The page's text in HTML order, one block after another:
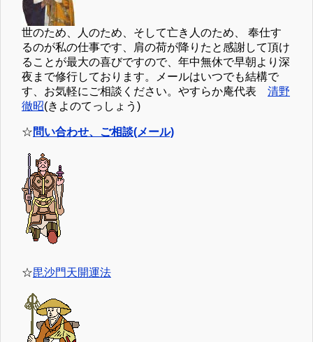
世のため、人のため、そして亡き人のため、 奉仕す
るのが私の仕事です、肩の荷が降りたと感謝して頂け
ることが最大の喜びですので、年中無休で早朝より深
夜まで修行しております。メールはいつでも結構で
す、お気軽にご相談ください。やすらか庵代表 清野
徹昭(きよのてっしょう)
☆問い合わせ、ご相談(メール)
☆毘沙門天開運法